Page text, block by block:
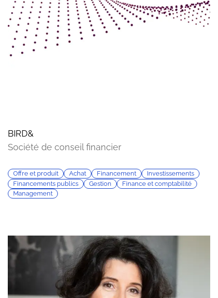
BIRD&
Société de conseil financier
Offre et produit Achat Financement
Investissements
Financements publics
Gestion
Finance et comptabilité
Management